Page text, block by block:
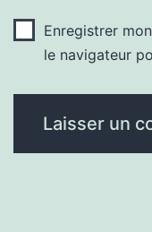
Enregistrer
le navigateur